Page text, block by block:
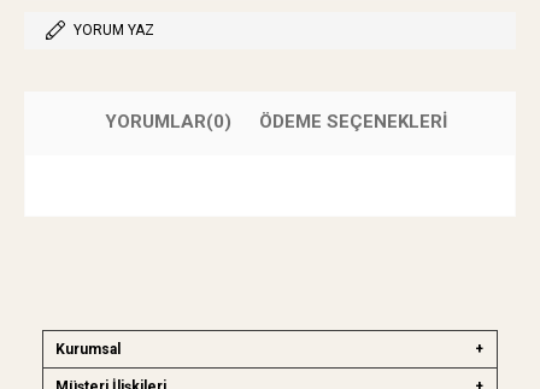
YORUM YAZ
YORUMLAR(0) ÖDEME SEÇENEKLERI
Kurumsal